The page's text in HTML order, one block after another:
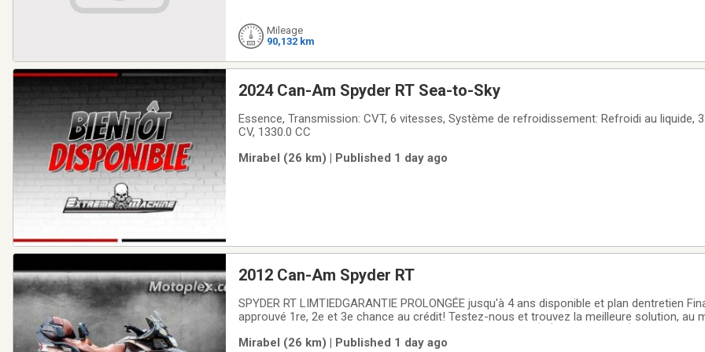
Mileage
90,132 km
2024 Can-Am Spyder RT Sea-to-Sky
Essence, Transmission: CVT, 6 vitesses, Système de refroidissement: Refroidi au liquide,
CV, 1330.0 CC
Mirabel (26 km) | Published 1 day ago
2012 Can-Am Spyder RT
SPYDER RT LIMTIEDGARANTIE PROLONGÉE jusqu'à 4 ans disponible et plan dentretien
approuvé 1re, 2e et 3e chance au crédit! Testez-nous et trouvez la meilleure solution, au
VÉHICULE RÉCRÉATIFAvec plus de 500 véhicules en
Mirabel (26 km) | Published 1 day ago